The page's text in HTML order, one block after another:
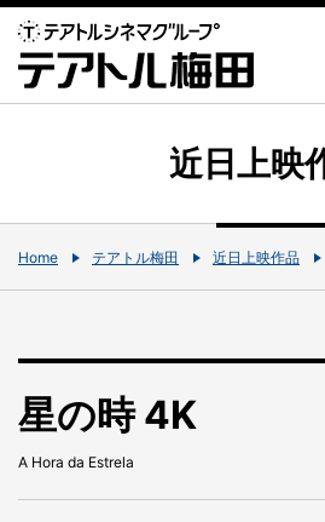
近日上映
Home テアトル梅田 近日上映作品
星の時 4K
A Hora da Estrela